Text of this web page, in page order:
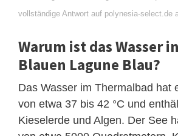
vollständige Antwort auf polynesia-select.de
Warum ist das Wasser
Blauen Lagune Blau?
Das Wasser im Thermalbad hat
von etwa 37 bis 42 °C und
Kieselerde und Algen. Der See